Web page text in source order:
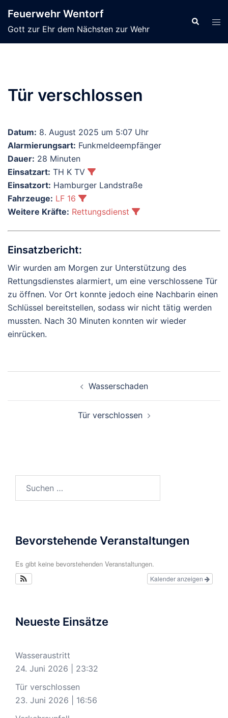
Inhalt
springen
Feuerwehr Wentorf
Gott zur Ehr dem Nächsten zur Wehr
Suche
Tür verschlossen
Datum: 8. August 2025 um 5:07 Uhr
Alarmierungsart: Funkmeldeempfänger
Dauer: 28 Minuten
Einsatzart: TH K TV
Einsatzort: Hamburger Landstraße
Fahrzeuge: LF 16
Weitere Kräfte: Rettungsdienst
Einsatzbericht:
Wir wurden am Morgen zur Unterstützung des
Rettungsdienstes alarmiert, um eine verschlossene Tür
zu öffnen. Vor Ort konnte jedoch eine Nachbarin einen
Schlüssel bereitstellen, sodass wir nicht tätig werden
mussten. Nach 30 Minuten konnten wir wieder
einrücken.
Wasserschaden
Tür verschlossen
Bevorstehende Veranstaltungen
Es gibt keine bevorstehenden Veranstaltungen.
Kalender anzeigen
Neueste Einsätze
Wasseraustritt
24. Juni 2026
23:32
Tür verschlossen
23. Juni 2026
16:56